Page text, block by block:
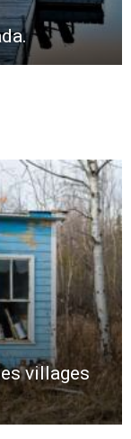
villages